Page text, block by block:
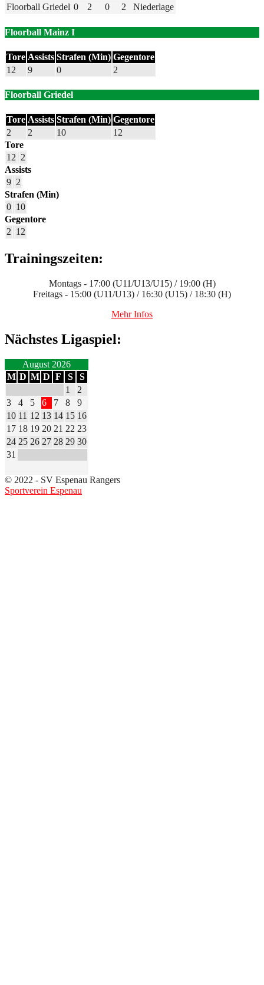
Floorball Griedel 0 2 0 2 Niederlage
Floorball Mainz I
Tore Assists Strafen (Min) Gegentore
12
9 0 2
Floorball Griedel
Tore Assists Strafen (Min) Gegentore
2
2 10
12
Tore
12 2
Assists
9 2
Strafen (Min)
0 10
Gegentore
2 12
Trainingszeiten:
Montags - 17:00 (U11/U13/U15) / 19:00 (H)
Freitags - 15:00 (U11/U13) / 16:30 (U15) / 18:30 (H)
Mehr Infos
Nächstes Ligaspiel:
August 2026
M D M D F S
S
1
2
3
4 5 6 7 8
9
10 11 12 13 14 15 16
17 18 19 20 21 22 23
24 25 26 27 28 29 30
31
© 2022 - SV Espenau Rangers
Sportverein Espenau